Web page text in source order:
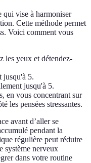
qui vise à harmoniser
Cette méthode permet
Voici comment vous
les yeux et détendez-
jusqu'à 5.
jusqu'à 5.
en vous concentrant sur
les pensées stressantes.
avant d’aller se
pendant la
régulière peut réduire
système nerveux
dans votre routine